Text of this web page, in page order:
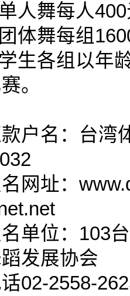
人舞每人
体舞每组
生各组以年
。
户名：台湾
网址：
单位：103
发展协会
02-2558-